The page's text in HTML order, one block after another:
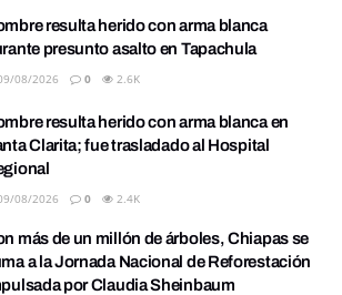
resulta herido con arma blanca
presunto asalto en Tapachula
08/2026 0 2.6K
resulta herido con arma blanca en
Clarita; fue trasladado al Hospital
08/2026 0 2.4K
más de un millón de árboles, Chiapas se
a la Jornada Nacional de Reforestación
por Claudia Sheinbaum